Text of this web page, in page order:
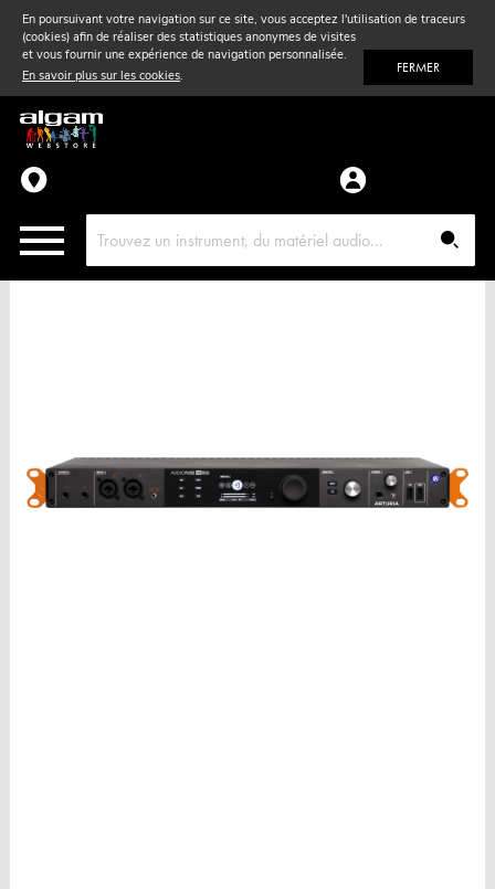
En poursuivant votre navigation sur ce site, vous acceptez l'utilisation de traceurs
(cookies) afin de réaliser des statistiques anonymes de visites
et vous fournir une expérience de navigation personnalisée.
En savoir plus sur les cookies. FERMER
Vent& Violon
Accessoires
Pièces détachées